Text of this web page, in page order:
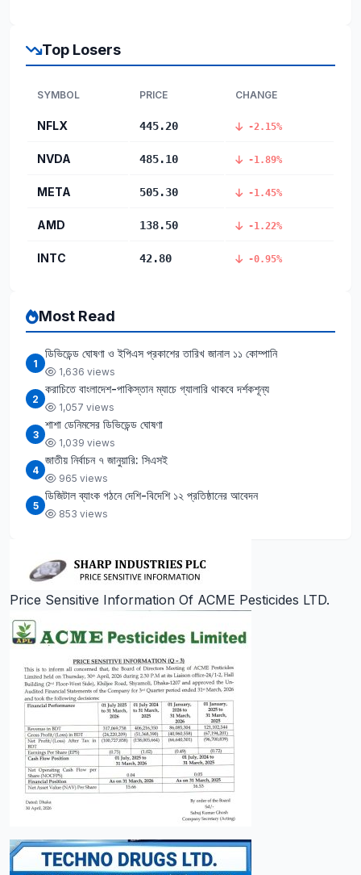
Top Losers
SYMBOL PRICE CHANGE
NFLX 445.20 -2.15%
NVDA 485.10 -1.89%
META 505.30 -1.45%
AMD 138.50 -1.22%
INTC 42.80 -0.95%
Most Read
1
ডিভিডেন্ড ঘোষণা ও ইপিএস প্রকাশের তারিখ জানাল ১১ কোম্পানি
1,636 views
2
করাচিতে বাংলাদেশ-পাকিস্তান ম্যাচে গ্যালারি থাকবে দর্শকশূন্য
1,057 views
3
শাশা ডেনিমসের ডিভিডেন্ড ঘোষণা
1,039 views
4
জাতীয় নির্বাচন ৭ জানুয়ারি: সিএসই
965 views
5
ডিজিটাল ব্যাংক গঠনে দেশি-বিদেশি ১২ প্রতিষ্ঠানের আবেদন
853 views
Price Sensitive Information Of ACME Pesticides LTD.